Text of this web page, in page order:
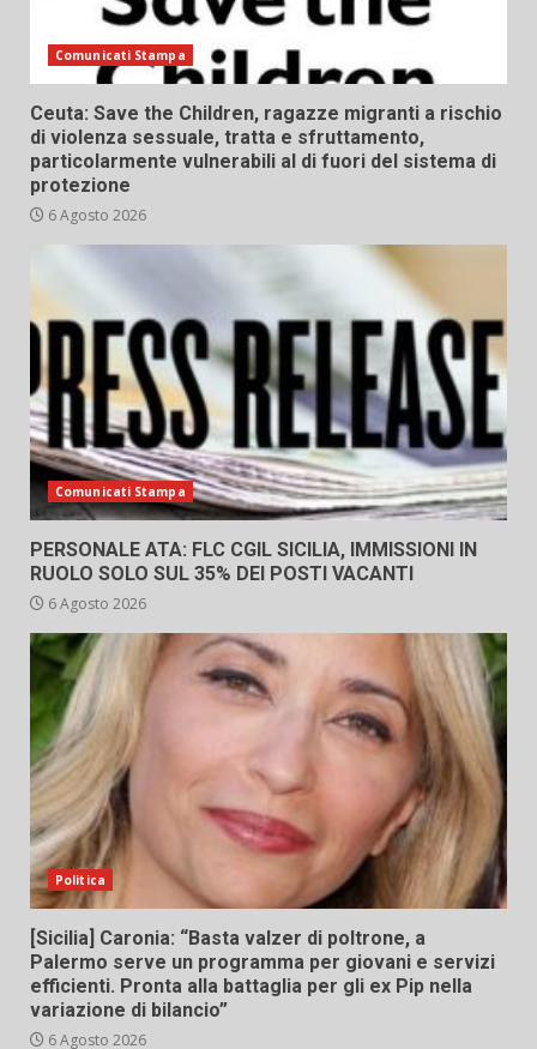
Comunicati Stampa
Ceuta: Save the Children, ragazze migranti a rischio
di violenza sessuale, tratta e sfruttamento,
particolarmente vulnerabili al di fuori del sistema di
protezione
6 Agosto 2026
Comunicati Stampa
PERSONALE ATA: FLC CGIL SICILIA, IMMISSIONI IN
RUOLO SOLO SUL 35% DEI POSTI VACANTI
6 Agosto 2026
Politica
[Sicilia] Caronia: “Basta valzer di poltrone, a
Palermo serve un programma per giovani e servizi
efficienti. Pronta alla battaglia per gli ex Pip nella
variazione di bilancio”
6 Agosto 2026